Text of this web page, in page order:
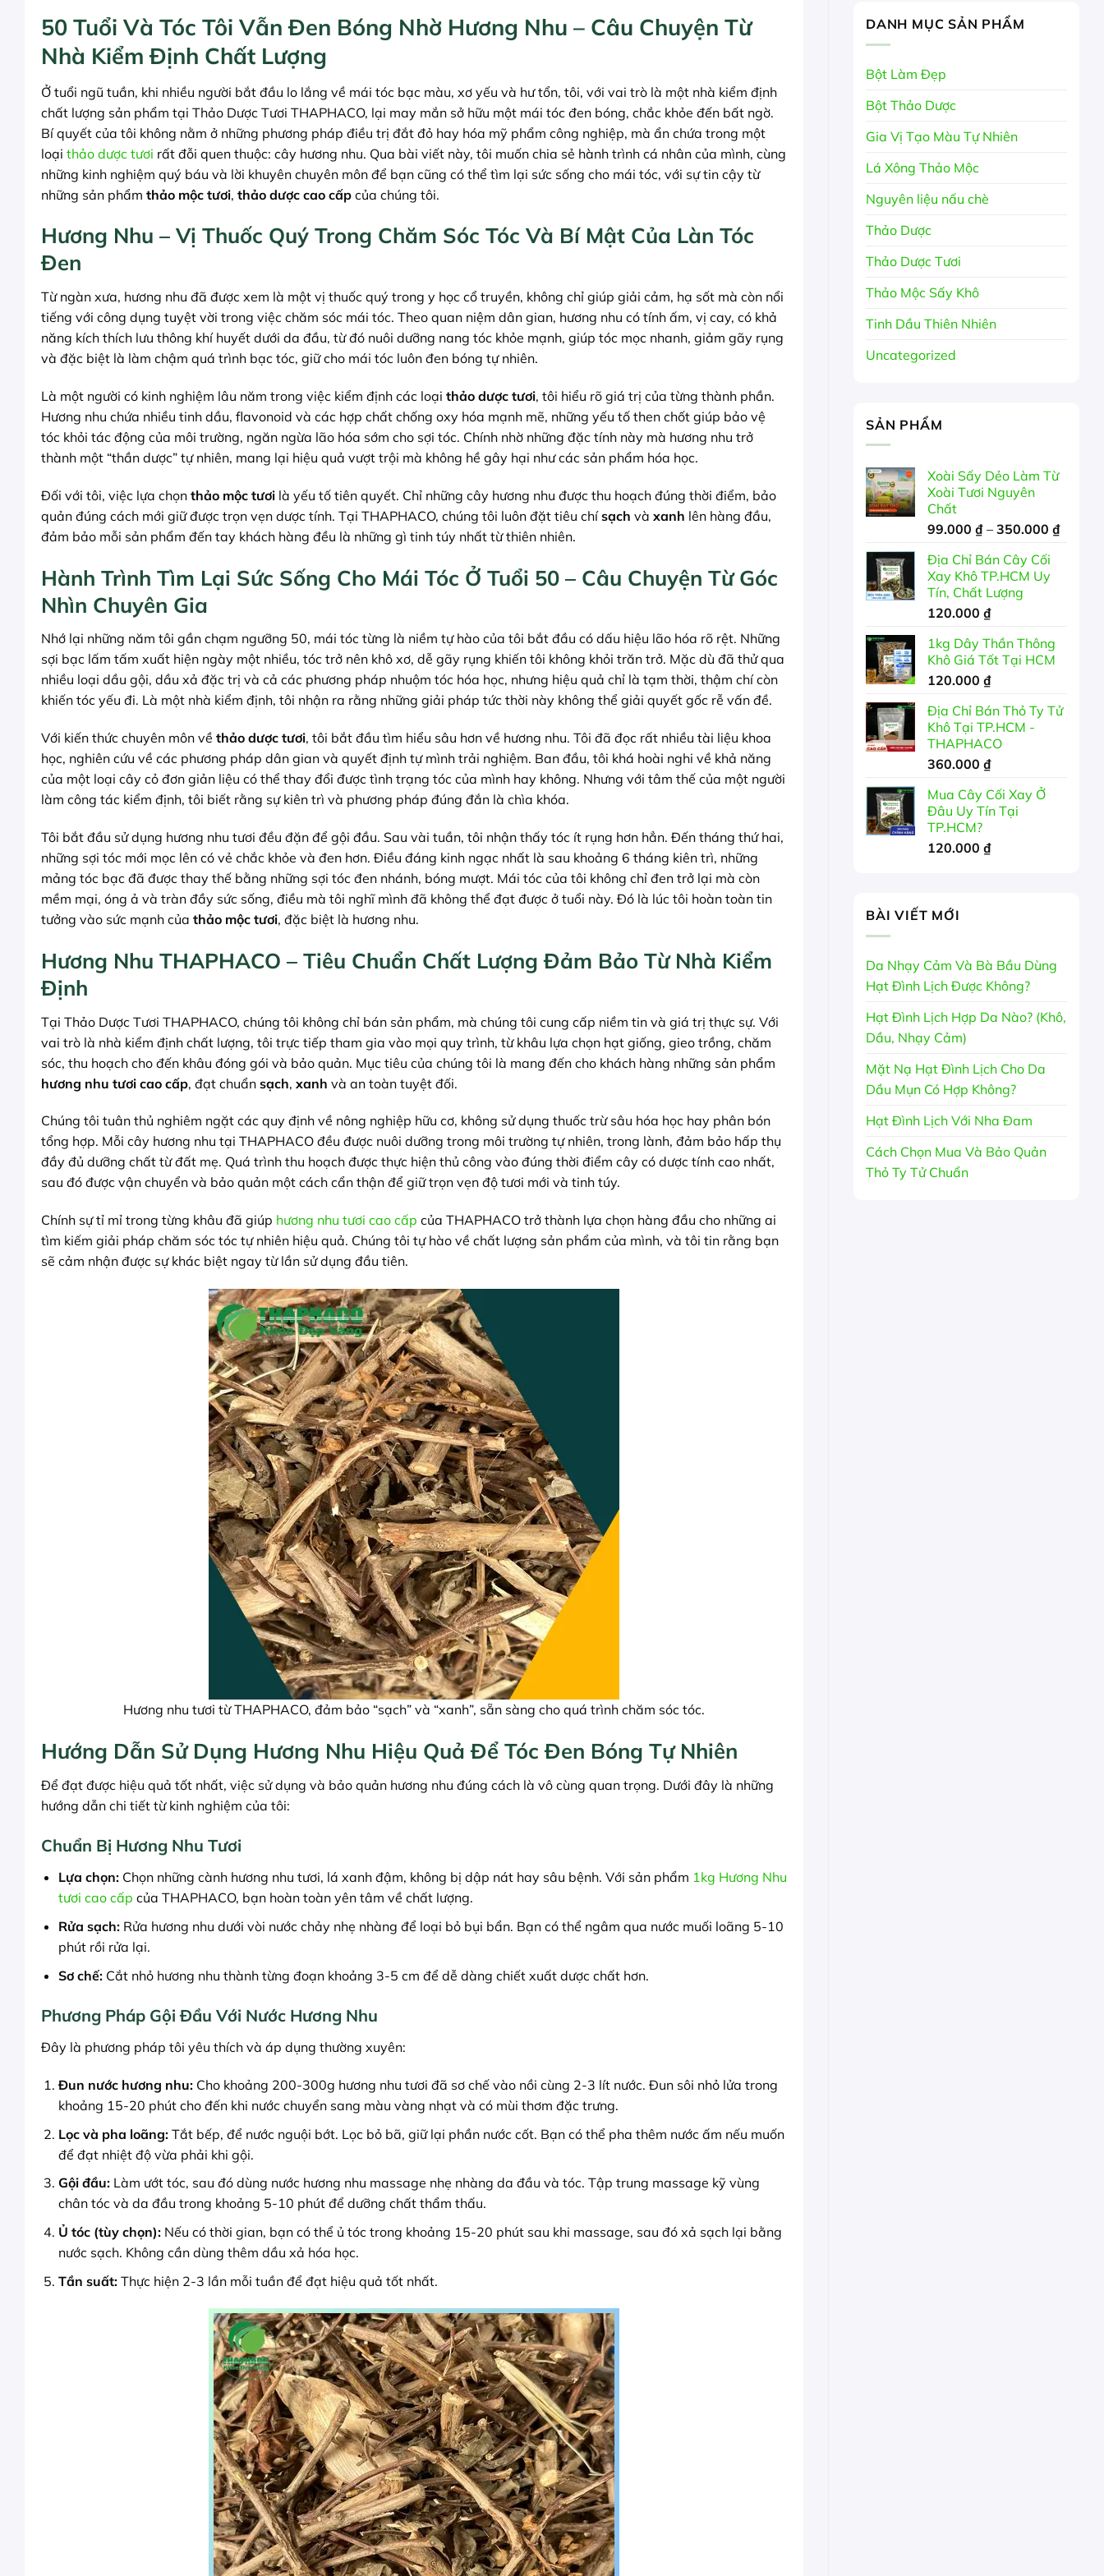
50 Tuổi Và Tóc Tôi Vẫn Đen Bóng Nhờ Hương Nhu – Câu Chuyện Từ
Nhà Kiểm Định Chất Lượng
Ở tuổi ngũ tuần, khi nhiều người bắt đầu lo lắng về mái tóc bạc màu, xơ yếu và hư tổn, tôi, với vai trò là một nhà kiểm định
chất lượng sản phẩm tại Thảo Dược Tươi THAPHACO, lại may mắn sở hữu một mái tóc đen bóng, chắc khỏe đến bất ngờ.
Bí quyết của tôi không nằm ở những phương pháp điều trị đắt đỏ hay hóa mỹ phẩm công nghiệp, mà ẩn chứa trong một
loại thảo dược tươi rất đỗi quen thuộc: cây hương nhu. Qua bài viết này, tôi muốn chia sẻ hành trình cá nhân của mình, cùng
những kinh nghiệm quý báu và lời khuyên chuyên môn để bạn cũng có thể tìm lại sức sống cho mái tóc, với sự tin cậy từ
những sản phẩm thảo mộc tươi, thảo dược cao cấp của chúng tôi.
Hương Nhu – Vị Thuốc Quý Trong Chăm Sóc Tóc Và Bí Mật Của Làn Tóc
Đen
Từ ngàn xưa, hương nhu đã được xem là một vị thuốc quý trong y học cổ truyền, không chỉ giúp giải cảm, hạ sốt mà còn nổi
tiếng với công dụng tuyệt vời trong việc chăm sóc mái tóc. Theo quan niệm dân gian, hương nhu có tính ấm, vị cay, có khả
năng kích thích lưu thông khí huyết dưới da đầu, từ đó nuôi dưỡng nang tóc khỏe mạnh, giúp tóc mọc nhanh, giảm gãy rụng
và đặc biệt là làm chậm quá trình bạc tóc, giữ cho mái tóc luôn đen bóng tự nhiên.
Là một người có kinh nghiệm lâu năm trong việc kiểm định các loại thảo dược tươi, tôi hiểu rõ giá trị của từng thành phần.
Hương nhu chứa nhiều tinh dầu, flavonoid và các hợp chất chống oxy hóa mạnh mẽ, những yếu tố then chốt giúp bảo vệ
tóc khỏi tác động của môi trường, ngăn ngừa lão hóa sớm cho sợi tóc. Chính nhờ những đặc tính này mà hương nhu trở
thành một “thần dược” tự nhiên, mang lại hiệu quả vượt trội mà không hề gây hại như các sản phẩm hóa học.
Đối với tôi, việc lựa chọn thảo mộc tươi là yếu tố tiên quyết. Chỉ những cây hương nhu được thu hoạch đúng thời điểm, bảo
quản đúng cách mới giữ được trọn vẹn dược tính. Tại THAPHACO, chúng tôi luôn đặt tiêu chísạch và xanh lên hàng đầu,
đảm bảo mỗi sản phẩm đến tay khách hàng đều là những gì tinh túy nhất từ thiên nhiên.
Hành Trình Tìm Lại Sức Sống Cho Mái Tóc Ở Tuổi 50 – Câu Chuyện Từ Góc
Nhìn Chuyên Gia
Nhớ lại những năm tôi gần chạm ngưỡng 50, mái tóc từng là niềm tự hào của tôi bắt đầu có dấu hiệu lão hóa rõ rệt. Những
sợi bạc lấm tấm xuất hiện ngày một nhiều, tóc trở nên khô xơ, dễ gãy rụng khiến tôi không khỏi trăn trở. Mặc dù đã thử qua
nhiều loại dầu gội, dầu xả đặc trị và cả các phương pháp nhuộm tóc hóa học, nhưng hiệu quả chỉ là tạm thời, thậm chí còn
khiến tóc yếu đi. Là một nhà kiểm định, tôi nhận ra rằng những giải pháp tức thời này không thể giải quyết gốc rễ vấn đề.
Với kiến thức chuyên môn về thảo dược tươi, tôi bắt đầu tìm hiểu sâu hơn về hương nhu. Tôi đã đọc rất nhiều tài liệu khoa
học, nghiên cứu về các phương pháp dân gian và quyết định tự mình trải nghiệm. Ban đầu, tôi khá hoài nghi về khả năng
của một loại cây cỏ đơn giản liệu có thể thay đổi được tình trạng tóc của mình hay không. Nhưng với tâm thế của một người
làm công tác kiểm định, tôi biết rằng sự kiên trì và phương pháp đúng đắn là chìa khóa.
Tôi bắt đầu sử dụng hương nhu tươi đều đặn để gội đầu. Sau vài tuần, tôi nhận thấy tóc ít rụng hơn hẳn. Đến tháng thứ hai,
những sợi tóc mới mọc lên có vẻ chắc khỏe và đen hơn. Điều đáng kinh ngạc nhất là sau khoảng 6 tháng kiên trì, những
mảng tóc bạc đã được thay thế bằng những sợi tóc đen nhánh, bóng mượt. Mái tóc của tôi không chỉ đen trở lại mà còn
mềm mại, óng ả và tràn đầy sức sống, điều mà tôi nghĩ mình đã không thể đạt được ở tuổi này. Đó là lúc tôi hoàn toàn tin
tưởng vào sức mạnh của thảo mộc tươi, đặc biệt là hương nhu.
Hương Nhu THAPHACO – Tiêu Chuẩn Chất Lượng Đảm Bảo Từ Nhà Kiểm
Định
Tại Thảo Dược Tươi THAPHACO, chúng tôi không chỉ bán sản phẩm, mà chúng tôi cung cấp niềm tin và giá trị thực sự. Với
vai trò là nhà kiểm định chất lượng, tôi trực tiếp tham gia vào mọi quy trình, từ khâu lựa chọn hạt giống, gieo trồng, chăm
sóc, thu hoạch cho đến khâu đóng gói và bảo quản. Mục tiêu của chúng tôi là mang đến cho khách hàng những sản phẩm
hương nhu tươi cao cấp, đạt chuẩn sạch, xanh và an toàn tuyệt đối.
Chúng tôi tuân thủ nghiêm ngặt các quy định về nông nghiệp hữu cơ, không sử dụng thuốc trừ sâu hóa học hay phân bón
tổng hợp. Mỗi cây hương nhu tại THAPHACO đều được nuôi dưỡng trong môi trường tự nhiên, trong lành, đảm bảo hấp thụ
đầy đủ dưỡng chất từ đất mẹ. Quá trình thu hoạch được thực hiện thủ công vào đúng thời điểm cây có dược tính cao nhất,
sau đó được vận chuyển và bảo quản một cách cẩn thận để giữ trọn vẹn độ tươi mới và tinh túy.
Chính sự tỉ mỉ trong từng khâu đã giúp hương nhu tươi cao cấp của THAPHACO trở thành lựa chọn hàng đầu cho những ai
tìm kiếm giải pháp chăm sóc tóc tự nhiên hiệu quả. Chúng tôi tự hào về chất lượng sản phẩm của mình, và tôi tin rằng bạn
sẽ cảm nhận được sự khác biệt ngay từ lần sử dụng đầu tiên.
Hương nhu tươi từ THAPHACO, đảm bảo “sạch” và “xanh”, sẵn sàng cho quá trình chăm sóc tóc.
Hướng Dẫn Sử Dụng Hương Nhu Hiệu Quả Để Tóc Đen Bóng Tự Nhiên
Để đạt được hiệu quả tốt nhất, việc sử dụng và bảo quản hương nhu đúng cách là vô cùng quan trọng. Dưới đây là những
hướng dẫn chi tiết từ kinh nghiệm của tôi:
Chuẩn Bị Hương Nhu Tươi
Lựa chọn:Chọn những cành hương nhu tươi, lá xanh đậm, không bị dập nát hay sâu bệnh. Với sản phẩm 1kg Hương Nhu
tươi cao cấp của THAPHACO, bạn hoàn toàn yên tâm về chất lượng.
Rửa sạch:Rửa hương nhu dưới vòi nước chảy nhẹ nhàng để loại bỏ bụi bẩn. Bạn có thể ngâm qua nước muối loãng 5-10
phút rồi rửa lại.
Sơ chế:Cắt nhỏ hương nhu thành từng đoạn khoảng 3-5 cm để dễ dàng chiết xuất dược chất hơn.
Phương Pháp Gội Đầu Với Nước Hương Nhu
Đây là phương pháp tôi yêu thích và áp dụng thường xuyên:
Đun nước hương nhu:Cho khoảng 200-300g hương nhu tươi đã sơ chế vào nồi cùng 2-3 lít nước. Đun sôi nhỏ lửa trong
khoảng 15-20 phút cho đến khi nước chuyển sang màu vàng nhạt và có mùi thơm đặc trưng.
Lọc và pha loãng:Tắt bếp, để nước nguội bớt. Lọc bỏ bã, giữ lại phần nước cốt. Bạn có thể pha thêm nước ấm nếu muốn
để đạt nhiệt độ vừa phải khi gội.
Gội đầu:Làm ướt tóc, sau đó dùng nước hương nhu massage nhẹ nhàng da đầu và tóc. Tập trung massage kỹ vùng
chân tóc và da đầu trong khoảng 5-10 phút để dưỡng chất thẩm thấu.
Ủ tóc (tùy chọn):Nếu có thời gian, bạn có thể ủ tóc trong khoảng 15-20 phút sau khi massage, sau đó xả sạch lại bằng
nước sạch. Không cần dùng thêm dầu xả hóa học.
Tần suất:Thực hiện 2-3 lần mỗi tuần để đạt hiệu quả tốt nhất.
DANH MỤC SẢN PHẨM
Bột Làm Đẹp
Bột Thảo Dược
Gia Vị Tạo Màu Tự Nhiên
Lá Xông Thảo Mộc
Nguyên liệu nấu chè
Thảo Dược
Thảo Dược Tươi
Thảo Mộc Sấy Khô
Tinh Dầu Thiên Nhiên
Uncategorized
SẢN PHẨM
Xoài Sấy Dẻo Làm Từ
Xoài Tươi Nguyên
Chất
99.000 ₫ – 350.000 ₫
Địa Chỉ Bán Cây Cối
Xay Khô TP.HCM Uy
Tín, Chất Lượng
120.000 ₫
1kg Dây Thần Thông
Khô Giá Tốt Tại HCM
120.000 ₫
Địa Chỉ Bán Thỏ Ty Tử
Khô Tại TP.HCM -
THAPHACO
360.000 ₫
Mua Cây Cối Xay Ở
Đâu Uy Tín Tại
TP.HCM?
120.000 ₫
BÀI VIẾT MỚI
Da Nhạy Cảm Và Bà Bầu Dùng
Hạt Đình Lịch Được Không?
Hạt Đình Lịch Hợp Da Nào? (Khô,
Dầu, Nhạy Cảm)
Mặt Nạ Hạt Đình Lịch Cho Da
Dầu Mụn Có Hợp Không?
Hạt Đình Lịch Với Nha Đam
Cách Chọn Mua Và Bảo Quản
Thỏ Ty Tử Chuẩn